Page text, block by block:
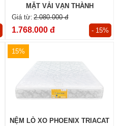
MẶT VẢI VẠN THÀNH
2.080.000 đ
1.768.000 đ - 15%
15%
NỆM LÒ XO PHOENIX TRIACAT